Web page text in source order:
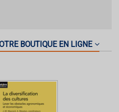
BOUTIQUE EN LIGNE